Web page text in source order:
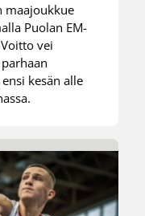
maajoukkue
Puolan EM-
vei
kesän alle